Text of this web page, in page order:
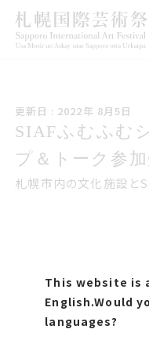
This website is
English.Would
languages?
こうしんび 2022年 はち
更新日 : 2022年 8月5日
サイアフふむ
ョップトーク参
SIAFふむふむ
プ＆トーク参加
札幌市内の文化施設と
8月27日（土）に、「視
ップ」の方々と共に、
また翌8月28日（日）に
気づきを共有しあうト
みいただいた方にはアー